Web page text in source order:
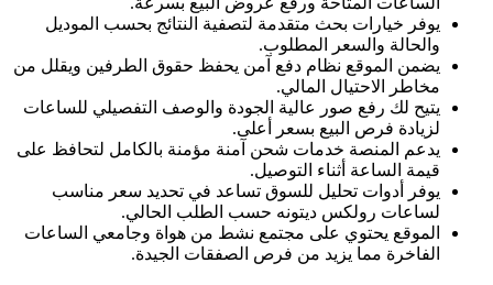
يوفر خيارات بحث متقدمة لتصفية النتائج بحسب الموديل
والحالة والسعر المطلوب.
يضمن الموقع نظام دفع آمن يحفظ حقوق الطرفين ويقلل من
مخاطر الاحتيال المالي.
يتيح لك رفع صور عالية الجودة والوصف التفصيلي للساعات
لزيادة فرص البيع بسعر أعلى.
يدعم المنصة خدمات شحن آمنة مؤمنة بالكامل لتحافظ على
قيمة الساعة أثناء التوصيل.
يوفر أدوات تحليل للسوق تساعد في تحديد سعر مناسب
لساعات رولكس ديتونه حسب الطلب الحالي.
الموقع يحتوي على مجتمع نشط من هواة وجامعي الساعات
الفاخرة مما يزيد من فرص الصفقات الجيدة.